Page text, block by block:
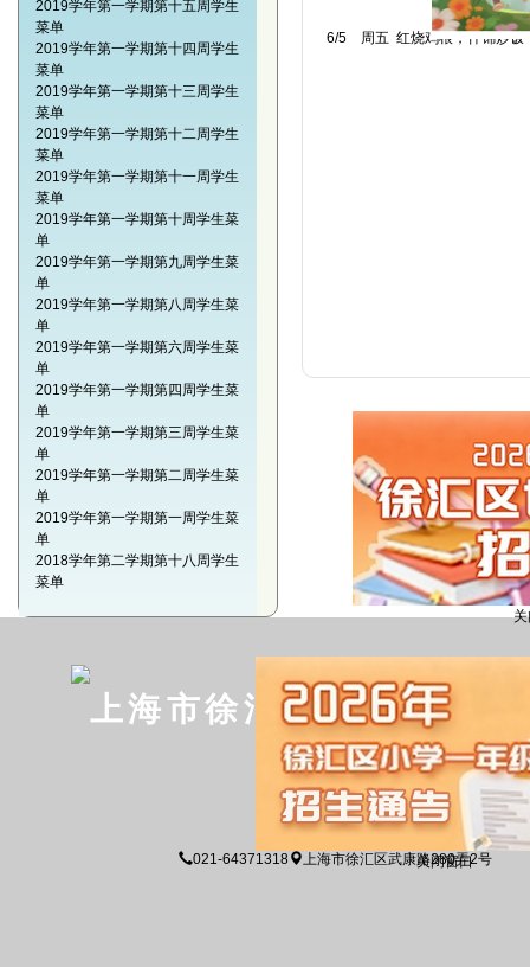
2019学年第一学期第十五周学生
菜单
2019学年第一学期第十四周学生
菜单
2019学年第一学期第十三周学生
菜单
2019学年第一学期第十二周学生
菜单
2019学年第一学期第十一周学生
菜单
2019学年第一学期第十周学生菜
单
2019学年第一学期第九周学生菜
单
2019学年第一学期第八周学生菜
单
2019学年第一学期第六周学生菜
单
2019学年第一学期第四周学生菜
单
2019学年第一学期第三周学生菜
单
2019学年第一学期第二周学生菜
单
2019学年第一学期第一周学生菜
单
2018学年第二学期第十八周学生
菜单
6/5 周五 红烧鸡根，什锦炒饭
上海市徐汇区世界小学
021-64371318 上海市徐汇区武康路280弄2号
关闭窗
关闭窗口